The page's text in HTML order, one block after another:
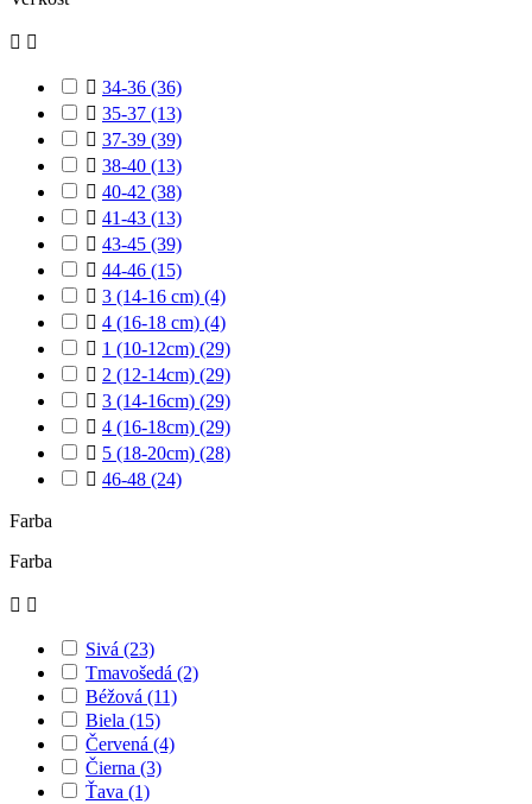
 
 34-36 (36)
 35-37 (13)
 37-39 (39)
 38-40 (13)
 40-42 (38)
 41-43 (13)
 43-45 (39)
 44-46 (15)
 3 (14-16 cm) (4)
 4 (16-18 cm) (4)
 1 (10-12cm) (29)
 2 (12-14cm) (29)
 3 (14-16cm) (29)
 4 (16-18cm) (29)
 5 (18-20cm) (28)
 46-48 (24)
Farba
Farba
 
Sivá (23)
Tmavošedá (2)
Béžová (11)
Biela (15)
Červená (4)
Čierna (3)
Ťava (1)